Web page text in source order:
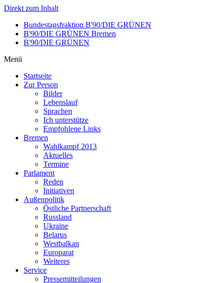
Direkt zum Inhalt
Bundestagsfraktion B'90/DIE GRÜNEN
B'90/DIE GRÜNEN Bremen
B'90/DIE GRÜNEN
Menü
Startseite
Zur Person
Bilder
Lebenslauf
Sprachen
Ich unterstütze
Empfohlene Links
Bremen
Wahlkampf 2013
Aktuelles
Termine
Parlament
Reden
Initiativen
Außenpolitik
Östliche Partnerschaft
Russland
Ukraine
Belarus
Westbalkan
Europarat
Weiteres
Service
Pressemitteilungen